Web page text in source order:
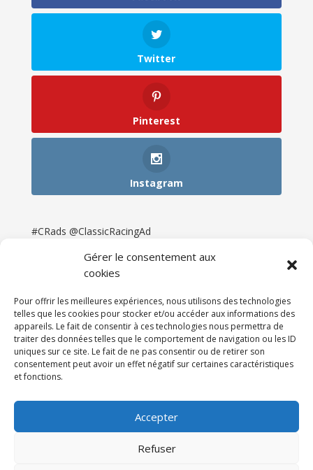
Gérer le consentement aux
cookies
Pour offrir les meilleures expériences, nous utilisons des technologies
telles que les cookies pour stocker et/ou accéder aux informations des
appareils. Le fait de consentir à ces technologies nous permettra de
traiter des données telles que le comportement de navigation ou les ID
uniques sur ce site. Le fait de ne pas consentir ou de retirer son
consentement peut avoir un effet négatif sur certaines caractéristiques
et fonctions.
Accepter
Refuser
Twitter
Pinterest
Instagram
#CRads @ClassicRacingAd
Newsletter & Presse
Partenaires
Tarifs
Espace Client